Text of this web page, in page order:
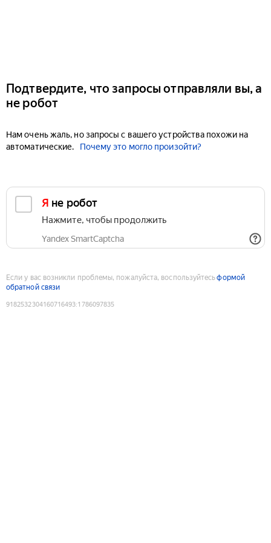
Подтвердите, что запросы отправляли вы, а
не робот
Нам очень жаль, но запросы с вашего устройства похожи на
автоматические.
Почему это могло произойти?
Я не робот
Нажмите, чтобы продолжить
Yandex SmartCaptcha
Если у вас возникли проблемы, пожалуйста, воспользуйтесьформой
обратной связи
9182532304160716493:1786097835